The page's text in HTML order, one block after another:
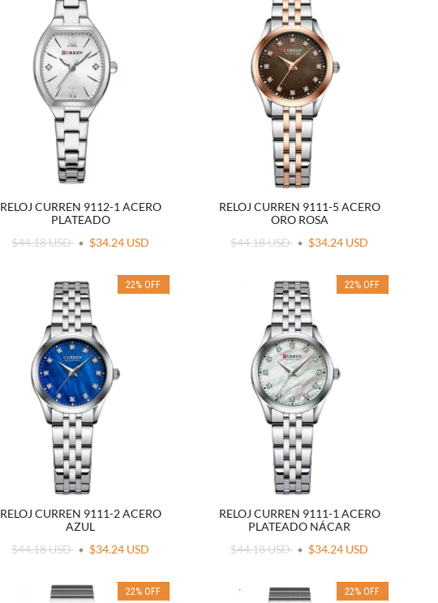
RELOJ CURREN 9112-1 ACERO
PLATEADO
$44.18 USD
$34.24 USD
RELOJ CURREN 9111-5 ACERO
ORO ROSA
$44.18 USD
$34.24 USD
22% OFF
RELOJ CURREN 9111-2 ACERO
AZUL
$44.18 USD
$34.24 USD
22% OFF
RELOJ CURREN 9111-1 ACERO
PLATEADO NÁCAR
$44.18 USD
$34.24 USD
22% OFF 22% OFF